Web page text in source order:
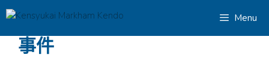
跳
至
内
Menu
事件